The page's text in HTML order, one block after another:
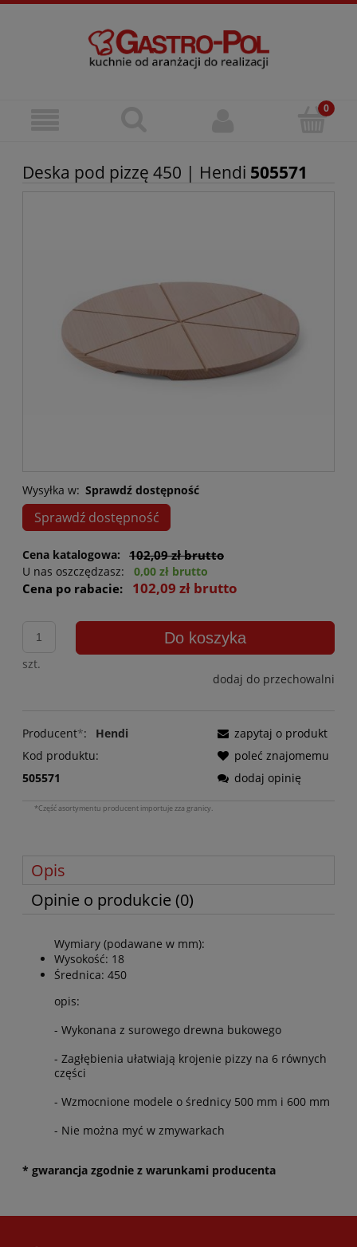
Deska pod pizzę 450 | Hendi 505571
Wysyłka w: Sprawdź dostępność
Sprawdź dostępność
Cena katalogowa: 102,09 zł brutto
U nas oszczędzasz: 0,00 zł brutto
Cena po rabacie: 102,09 zł brutto
szt.
Do koszyka
dodaj do przechowalni
Producent*:
Hendi
Kod produktu:
505571
zapytaj o produkt
poleć znajomemu
dodaj opinię
*Część asortymentu producent importuje zza granicy.
Opis
Opinie o produkcie (0)
Wymiary (podawane w mm):
Wysokość: 18
Średnica: 450
opis:
- Wykonana z surowego drewna bukowego
- Zagłębienia ułatwiają krojenie pizzy na 6 równych
części
- Wzmocnione modele o średnicy 500 mm i 600 mm
- Nie można myć w zmywarkach
* gwarancja zgodnie z warunkami producenta